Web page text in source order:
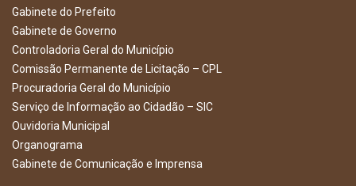
Gabinete do Prefeito
Gabinete de Governo
Controladoria Geral do Município
Comissão Permanente de Licitação – CPL
Procuradoria Geral do Município
Serviço de Informação ao Cidadão – SIC
Ouvidoria Municipal
Organograma
Gabinete de Comunicação e Imprensa